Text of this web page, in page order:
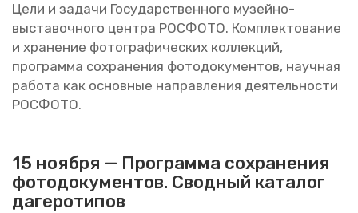
Цели и за­да­чи Го­су­дар­ствен­но­го му­зей­но-
вы­ста­воч­но­го цен­тра РОС­ФО­ТО. Ком­плек­то­ва­ние
и хра­не­ние фо­то­гра­фи­че­ских кол­лек­ций,
про­грам­ма со­хра­не­ния фо­то­до­ку­мен­тов, на­уч­ная
ра­бо­та как ос­нов­ные на­прав­ле­ния де­я­тель­но­сти
РОС­ФО­ТО.
15 но­яб­ря — Про­грам­ма со­хра­не­ния
фо­то­до­ку­мен­тов. Свод­ный ка­та­лог
да­ге­ро­ти­пов